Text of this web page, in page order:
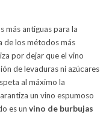
más antiguas para la
de los métodos más
por dejar que el vino
de levaduras ni azúcares
al máximo la
un vino espumoso
es un vino de burbujas